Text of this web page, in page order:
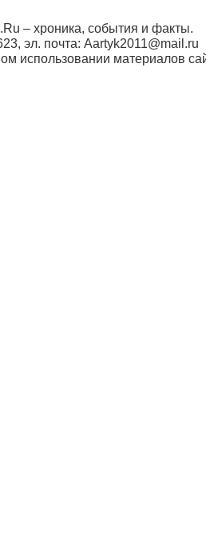
– хроника, события и факты.
эл. почта: Aartyk2011@mail.ru
использовании материалов